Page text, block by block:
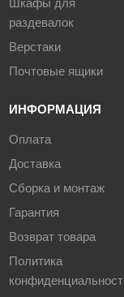
Шкафы для
раздевалок
Верстаки
Почтовые ящики
ИНФОРМАЦИЯ
Оплата
Доставка
Сборка и монтаж
Гарантия
Возврат товара
Политика